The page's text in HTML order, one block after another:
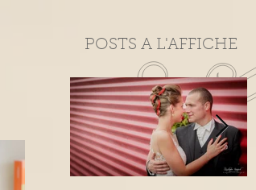
POSTS A L'AFFICHE